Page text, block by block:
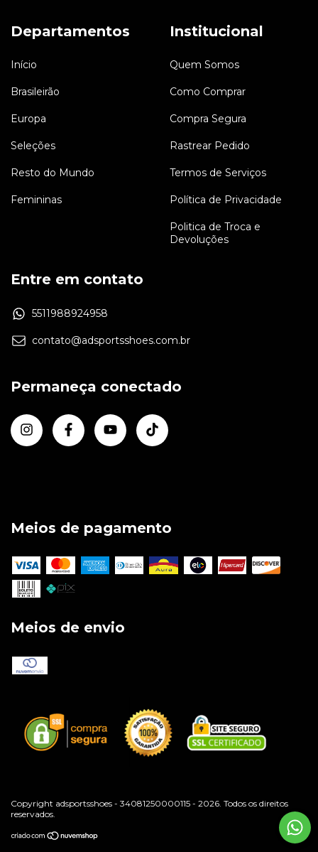
Departamentos
Início
Brasileirão
Europa
Seleções
Resto do Mundo
Femininas
Institucional
Quem Somos
Como Comprar
Compra Segura
Rastrear Pedido
Termos de Serviços
Política de Privacidade
Politica de Troca e
Devoluções
Entre em contato
5511988924958
contato@adsportsshoes.com.br
Permaneça conectado
Meios de pagamento
Meios de envio
Copyright adsportsshoes - 34081250000115 - 2026. Todos os direitos
reservados.